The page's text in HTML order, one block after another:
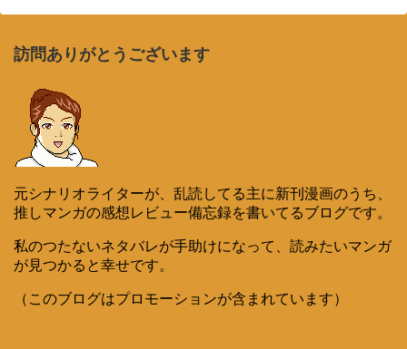
訪問ありがとうございます
元シナリオライターが、乱読してる主に新刊漫画のうち、
推しマンガの感想レビュー備忘録を書いてるブログです。
私のつたないネタバレが手助けになって、読みたいマンガ
が見つかると幸せです。
（このブログはプロモーションが含まれています）